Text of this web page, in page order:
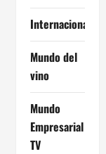
Internacional
Mundo del
vino
Mundo
Empresarial
TV